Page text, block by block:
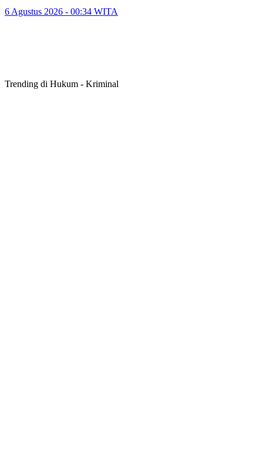
6 Agustus 2026 - 00:34 WITA
Trending di Hukum - Kriminal